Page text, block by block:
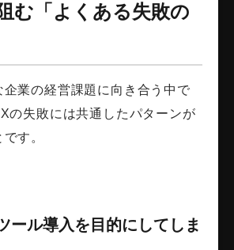
む「よくある失敗の
企業の経営課題に向き合う中で
の失敗には共通したパターンが
す。
ール導入を目的にしてしま